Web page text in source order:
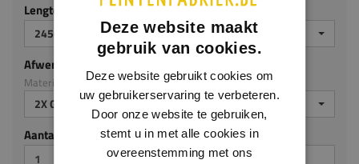
Lengte (mm)
2450 MM
Afwerking
Materiaal: Meranti
2X GEGROND
Aantal stuks
Deze website maakt
gebruik van cookies.
Deze website gebruikt cookies om
uw gebruikerservaring te verbeteren.
Door onze website te gebruiken,
stemt u in met alle cookies in
overeenstemming met ons